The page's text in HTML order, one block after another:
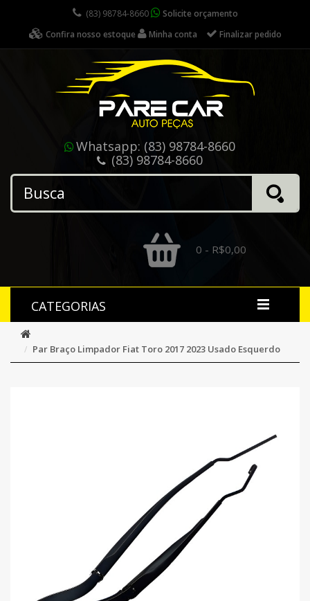
(83) 98784-8660
Solicite orçamento
Confira nosso estoque
Minha conta Finalizar pedido
Whatsapp: (83) 98784-8660
(83) 98784-8660
0 - R$0,00
CATEGORIAS
Par Braço Limpador Fiat Toro 2017 2023 Usado Esquerdo